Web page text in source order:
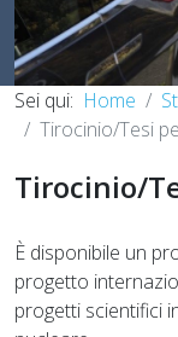
Sei qui: Home
Tirocinio/Tesi
Tirocinio/
È disponibile un
progetto
progetti scientifici